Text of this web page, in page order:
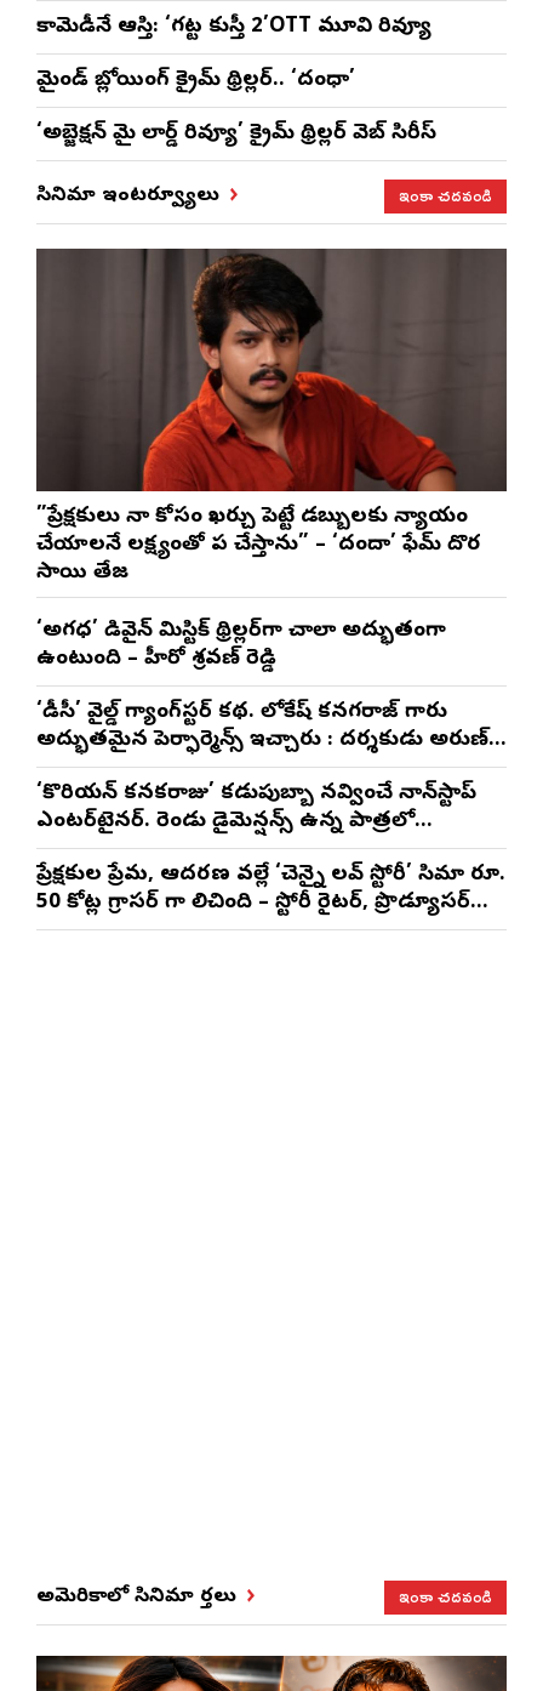
కామెడీనే ఆస్తి: ‘గట్ట కుస్తీ 2’OTT మూవి రివ్యూ
మైండ్ బ్లోయింగ్ క్రైమ్ థ్రిల్లర్.. ‘దంధా’
‘అబ్జెక్ష‌న్ మై లార్డ్ రివ్యూ’ క్రైమ్ థ్రిల్ల‌ర్ వెబ్ సిరీస్
సినిమా ఇంటర్వ్యూలు ఇంకా చదవండి
”ప్రేక్షకులు నా కోసం ఖర్చు పెట్టే డబ్బులకు న్యాయం
చేయాలనే లక్ష్యంతో పని చేస్తాను” – ‘దందా’ ఫేమ్ దొర
సాయి తేజ
‘అగధ’ డివైన్ మిస్టిక్ థ్రిల్లర్‌గా చాలా అద్భుతంగా
ఉంటుంది – హీరో శ్రవణ్ రెడ్డి
‘డీసీ’ వైల్డ్ గ్యాంగ్‌స్టర్ కథ. లోకేష్ కనగరాజ్ గారు
అద్భుతమైన పెర్ఫార్మెన్స్ ఇచ్చారు : దర్శకుడు అరుణ్
మాథేశ్వరన్
‘కొరియన్ కనకరాజు’ కడుపుబ్బా నవ్వించే నాన్‌స్టాప్
ఎంటర్‌టైనర్. రెండు డైమెన్షన్స్ ఉన్న పాత్రలో
నటించడం చాలా సంతృప్తినిచ్చింది : వరుణ్ తేజ్
ప్రేక్షకుల ప్రేమ, ఆదరణ వల్లే ‘చెన్నై లవ్ స్టోరీ’ సినిమా రూ.
50 కోట్ల గ్రాసర్ గా నిలిచింది – స్టోరీ రైటర్, ప్రొడ్యూసర్
సాయి రాజేష్
అమెరికాలో సినిమా వార్తలు ఇంకా చదవండి